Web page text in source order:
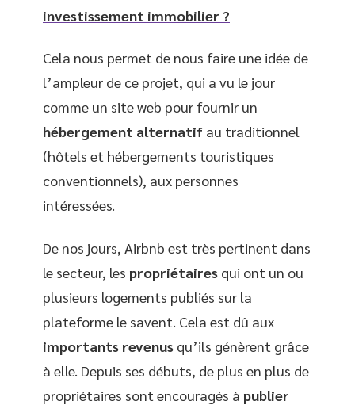
investissement immobilier ?
Cela nous permet de nous faire une idée de
l’ampleur de ce projet, qui a vu le jour
comme un site web pour fournir un
hébergement alternatif au traditionnel
(hôtels et hébergements touristiques
conventionnels), aux personnes
intéressées.
De nos jours, Airbnb est très pertinent dans
le secteur, les propriétaires qui ont un ou
plusieurs logements publiés sur la
plateforme le savent. Cela est dû aux
importants revenus qu’ils génèrent grâce
à elle. Depuis ses débuts, de plus en plus de
propriétaires sont encouragés à publier